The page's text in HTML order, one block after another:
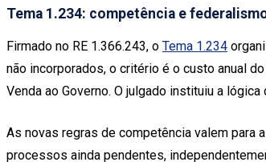
Tema 1.234: competência e
Firmado no RE 1.366.243, o Tema 1.234
não incorporados, o critério é o custo anual
Venda ao Governo. O julgado instituiu a
As novas regras de competência valem
processos ainda pendentes,